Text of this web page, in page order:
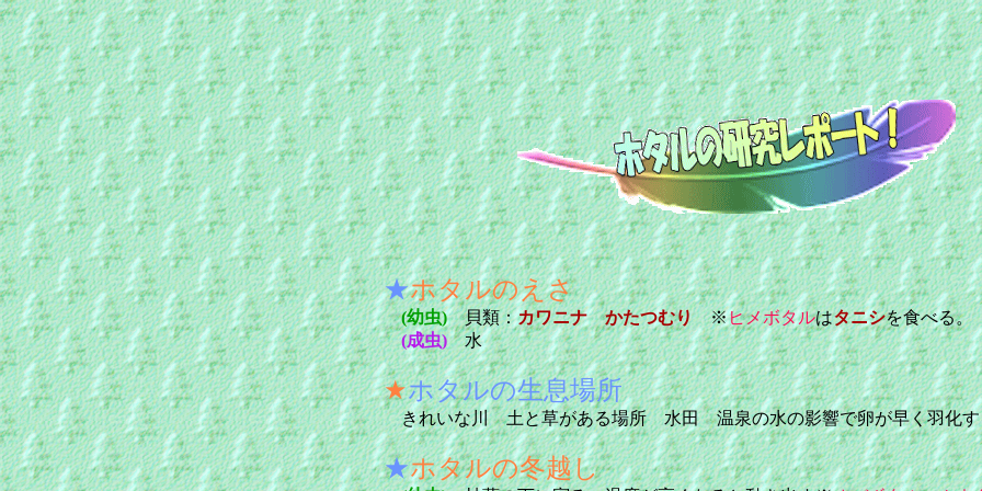
★ホタルのえさ
(幼虫)貝類：カワニナかたつむり※ヒメボタルはタニシを食べる。
(成虫)水
★ホタルの生息場所
きれいな川 土と草がある場所 水田 温泉の水の影響で卵が早く羽化す
★ホタルの冬越し